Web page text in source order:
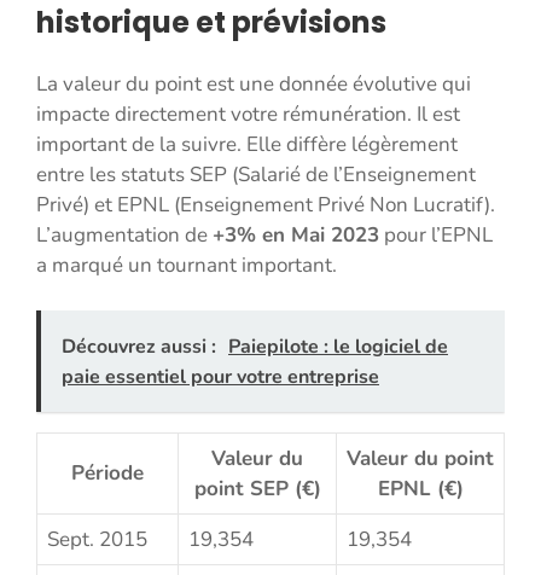
historique et prévisions
La valeur du point est une donnée évolutive qui
impacte directement votre rémunération. Il est
important de la suivre. Elle diffère légèrement
entre les statuts SEP (Salarié de l’Enseignement
Privé) et EPNL (Enseignement Privé Non Lucratif).
L’augmentation de +3% en Mai 2023 pour l’EPNL
a marqué un tournant important.
Découvrez aussi : Paiepilote : le logiciel de
paie essentiel pour votre entreprise
Période
Valeur du
point SEP (€)
Valeur du point
EPNL (€)
Sept. 2015
19,354
19,354